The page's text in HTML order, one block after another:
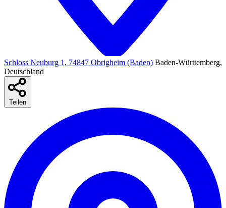
Schloss Neuburg 1, 74847 Obrigheim (Baden) Baden-Württemberg,
Deutschland
Teilen